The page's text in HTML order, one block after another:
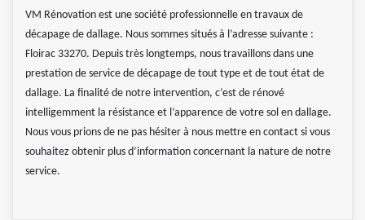
VM Rénovation est une société professionnelle en travaux de
décapage de dallage. Nous sommes situés à l’adresse suivante :
Floirac 33270. Depuis très longtemps, nous travaillons dans une
prestation de service de décapage de tout type et de tout état de
dallage. La finalité de notre intervention, c’est de rénové
intelligemment la résistance et l’apparence de votre sol en dallage.
Nous vous prions de ne pas hésiter à nous mettre en contact si vous
souhaitez obtenir plus d’information concernant la nature de notre
service.